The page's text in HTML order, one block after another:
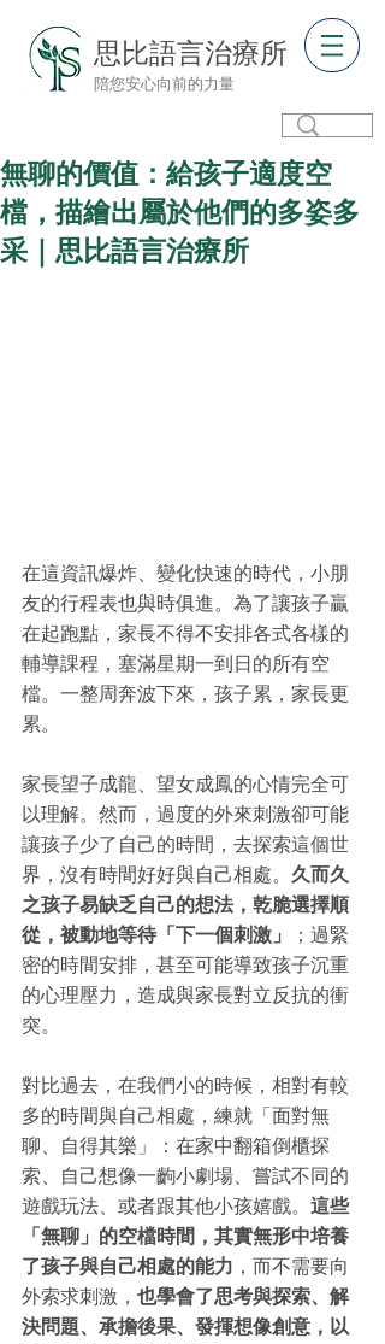
思比語言治療所
陪您安心向前的力量
無聊的價值：給孩子適度空
檔，描繪出屬於他們的多姿多
采｜思比語言治療所
在這資訊爆炸、變化快速的時代，小朋
友的行程表也與時俱進。為了讓孩子贏
在起跑點，家長不得不安排各式各樣的
輔導課程，塞滿星期一到日的所有空
檔。一整周奔波下來，孩子累，家長更
累。
家長望子成龍、望女成鳳的心情完全可
以理解。然而，過度的外來刺激卻可能
讓孩子少了自己的時間，去探索這個世
界，沒有時間好好與自己相處。 久而久
之孩子易缺乏自己的想法，乾脆選擇順
從，被動地等待「下一個刺激」
；過緊
密的時間安排，甚至可能導致孩子沉重
的心理壓力，造成與家長對立反抗的衝
突。
對比過去，在我們小的時候，相對有較
多的時間與自己相處，練就「面對無
聊、自得其樂」：在家中翻箱倒櫃探
索、自己想像一齣小劇場、嘗試不同的
遊戲玩法、或者跟其他小孩嬉戲。 這些
「無聊」的空檔時間，其實無形中培養
了孩子與自己相處的能力 ，而不需要向
外索求刺激， 也學會了思考與探索、解
決問題、承擔後果、發揮想像創意，以